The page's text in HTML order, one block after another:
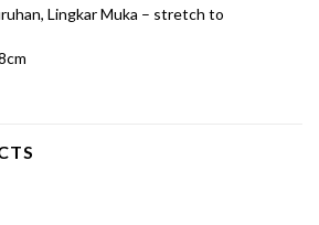
Lingkar Muka – stretch to